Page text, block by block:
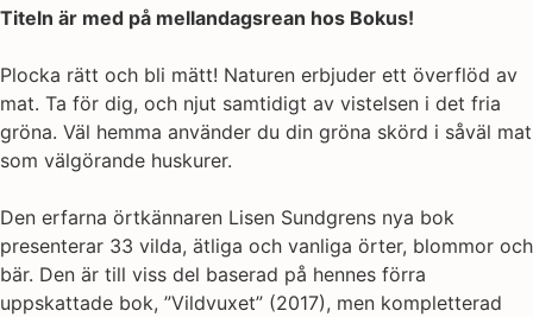
Titeln är med på mellandagsrean hos Bokus!
Plocka rätt och bli mätt! Naturen erbjuder ett överflöd av
mat. Ta för dig, och njut samtidigt av vistelsen i det fria
gröna. Väl hemma använder du din gröna skörd i såväl mat
som välgörande huskurer.
Den erfarna örtkännaren Lisen Sundgrens nya bok
presenterar 33 vilda, ätliga och vanliga örter, blommor och
bär. Den är till viss del baserad på hennes förra
uppskattade bok, ”Vildvuxet” (2017), men kompletterad